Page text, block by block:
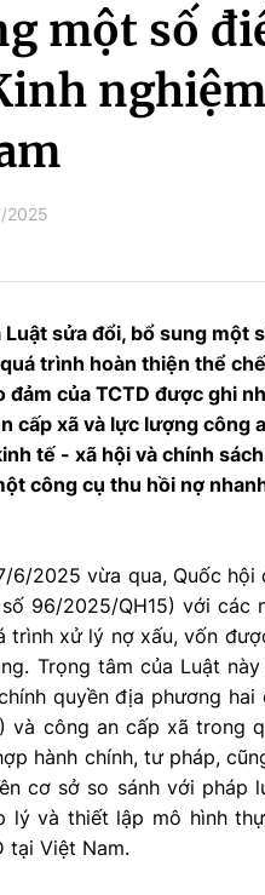
một số
2025
sửa đổi, bổ sung một
trình hoàn thiện thể
đảm của TCTD được ghi
cấp xã và lực lượng công
tế - xã hội và chính
công cụ thu hồi nợ
6/2025 vừa qua, Quốc
96/2025/QH15) với
trình xử lý nợ xấu, vốn
Trọng tâm của Luật
quyền địa phương
và công an cấp xã
hành chính, tư pháp,
cơ sở so sánh với pháp
lý và thiết lập mô hình
tại Việt Nam.